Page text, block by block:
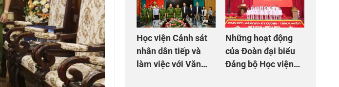
Học viện Cảnh sát
nhân dân tiếp và
làm việc với Văn
Những hoạt động
của Đoàn đại biểu
Đảng bộ Học viện